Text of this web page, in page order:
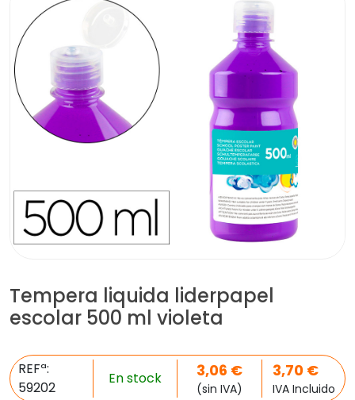
Tempera liquida liderpapel
escolar 500 ml violeta
REFª:
59202
En stock 3,06 €
(sin IVA)
3,70 €
IVA Incluido